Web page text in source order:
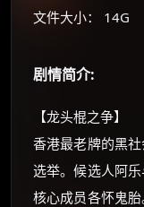
文件大小： 14G
剧情简介:
【龙头棍之争】
香港最老牌的黑
选举。候选人阿
核心成员各怀鬼